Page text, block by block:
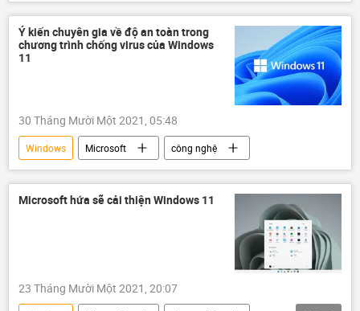
Ý kiến chuyên gia về độ an toàn trong
chương trình chống virus của Windows
11
30 Tháng Mười Một 2021, 05:48
Windows Microsoft công nghệ
Microsoft hứa sẽ cải thiện Windows 11
23 Tháng Mười Một 2021, 20:07